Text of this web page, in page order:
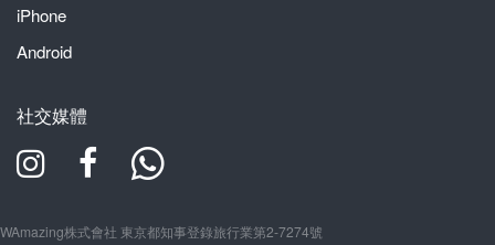
iPhone
Android
社交媒體
WAmazing株式會社 東京都知事登錄旅行業第2-7274號